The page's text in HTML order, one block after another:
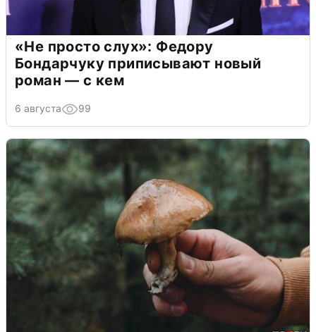
«Не просто слух»: Федору
Бондарчуку приписывают новый
роман — с кем
6 августа 99